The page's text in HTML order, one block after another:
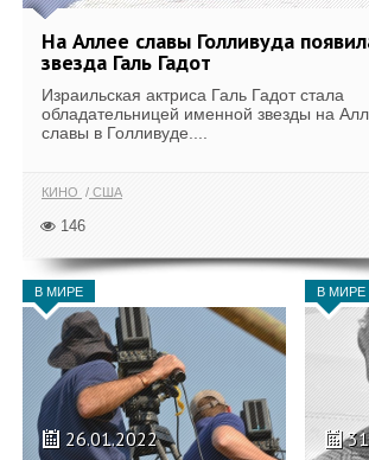
На Аллее славы Голливуда
звезда Галь Гадот
Израильская актриса Галь Гадот стала
обладательницей именной звезды на
славы в Голливуде....
КИНО США
146
В МИРЕ
26.01.2022
В МИРЕ